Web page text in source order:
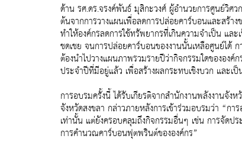
ด้าน รศ.ดร.จรงค์พันธ์ มุสิกะวงศ์ ผู้อำนวยการศูนย์วิศ
ต้นจากการวางแผนเพื่อลดการปล่อยคาร์บอนและสร้า
ทำให้องค์กรลดการใช้ทรัพยากรที่เกินความจำเป็น แล
ชดเชย จนการปล่อยคาร์บอนของงานนั้นเหลือศูนย์ได้
ต้องนำไปวางแผนภาพรวมรายปีว่ากิจกรรมใดขององ
ประจำปีที่มีอยู่แล้ว เพื่อสร้างผลกระทบเชิงบวก และ
การอบรมครั้งนี้ ได้รับเกียรติจากสำนักงานพลังงานจั
จังหวัดสงขลา กล่าวภายหลังการเข้าร่วมอบรมว่า “ก
เท่านั้น แต่ยังครอบคลุมถึงกิจกรรมอื่นๆ เช่น การจัดป
การคำนวณคาร์บอนฟุตพรินต์ขององค์กร”